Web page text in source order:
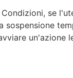
se
un'azione